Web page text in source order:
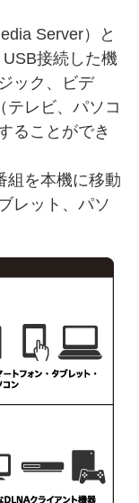
Server）と
接続した機
ック、ビデ
テレビ、パソコ
ることができ
組を本機に移動
レット、パソ